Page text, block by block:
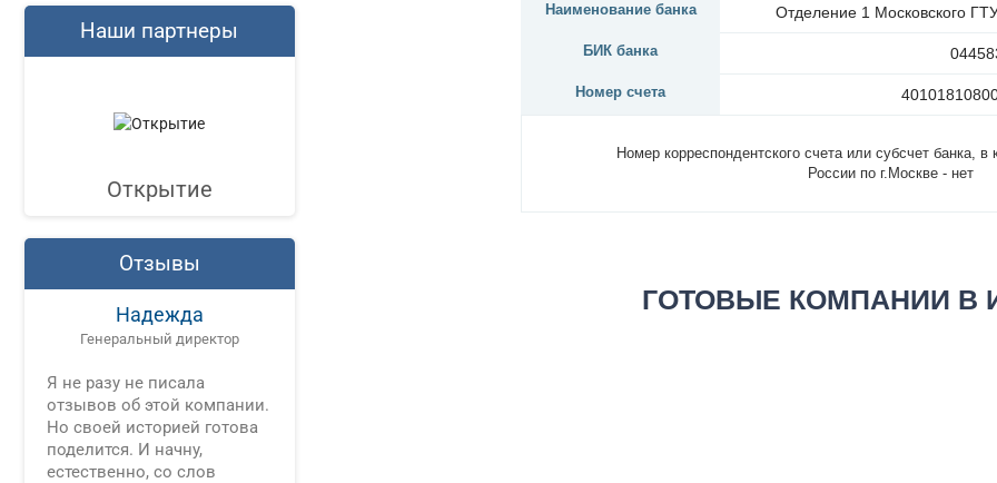
Наши партнеры
Открытие
Отзывы
Надежда
Генеральный директор
Я не разу не писала
отзывов об этой компании.
Но своей историей готова
поделится. И начну,
естественно, со слов
Наименование банка Отделение 1 Московского
БИК банка
Номер счета
Номер корреспондентского счета или субсчет банка,
России по г.Москве - нет
ГОТОВЫЕ КОМПАНИИ В